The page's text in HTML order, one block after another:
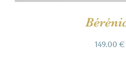
149.00€